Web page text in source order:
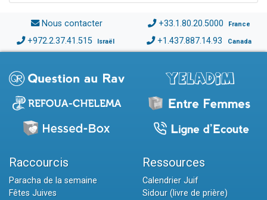
Nous contacter +33.1.80.20.5000 France
+972.2.37.41.515 Israël +1.437.887.14.93 Canada
Raccourcis
Paracha de la semaine
Fêtes Juives
Ressources
Calendrier Juif
Sidour (livre de prière)